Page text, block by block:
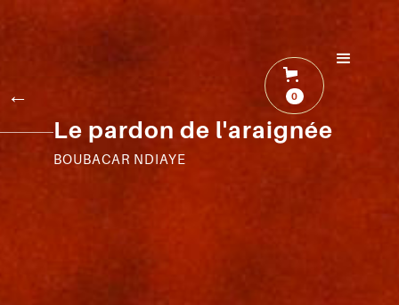
0
←
Le pardon de l'araignée
BOUBACAR NDIAYE